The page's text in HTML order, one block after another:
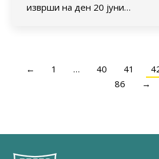
изврши на ден 20 јуни…
← 1 … 40 41
86
→